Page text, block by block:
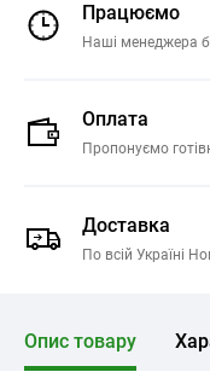
Працюємо
Наші менеджера
Оплата
Пропонуємо
Доставка
По всій Україні
Опис товару